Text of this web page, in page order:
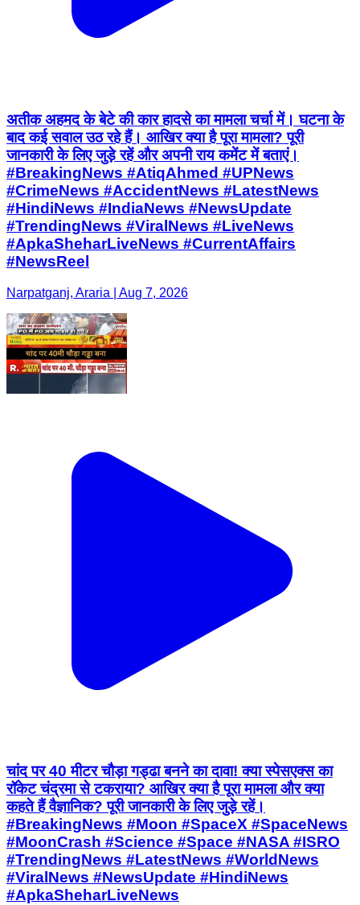
अतीक अहमद के बेटे की कार हादसे का मामला चर्चा में। घटना के
बाद कई सवाल उठ रहे हैं। आखिर क्या है पूरा मामला? पूरी
जानकारी के लिए जुड़े रहें और अपनी राय कमेंट में बताएं।
#BreakingNews #AtiqAhmed #UPNews
#CrimeNews #AccidentNews #LatestNews
#HindiNews #IndiaNews #NewsUpdate
#TrendingNews #ViralNews #LiveNews
#ApkaSheharLiveNews #CurrentAffairs
#NewsReel
Narpatganj, Araria | Aug 7, 2026
चांद पर 40 मीटर चौड़ा गड्ढा बनने का दावा! क्या स्पेसएक्स का
रॉकेट चंद्रमा से टकराया? आखिर क्या है पूरा मामला और क्या
कहते हैं वैज्ञानिक? पूरी जानकारी के लिए जुड़े रहें।
#BreakingNews #Moon #SpaceX #SpaceNews
#MoonCrash #Science #Space #NASA #ISRO
#TrendingNews #LatestNews #WorldNews
#ViralNews #NewsUpdate #HindiNews
#ApkaSheharLiveNews